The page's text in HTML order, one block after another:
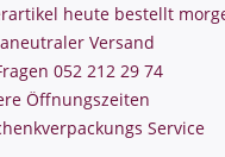
heute bestellt
Versand
052 212 29 74
Öffnungszeiten
Service